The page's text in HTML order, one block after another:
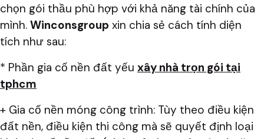
chọn gói thầu phù hợp với khả năng tài chính của
mình. Winconsgroup xin chia sẻ cách tính diện
tích như sau:
* Phần gia cố nền đất yếu xây nhà trọn gói tại
tphcm
+ Gia cố nền móng công trình: Tùy theo điều kiện
đất nền, điều kiện thi công mà sẽ quyết định loại